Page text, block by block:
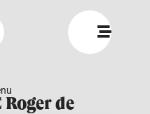
Roger de